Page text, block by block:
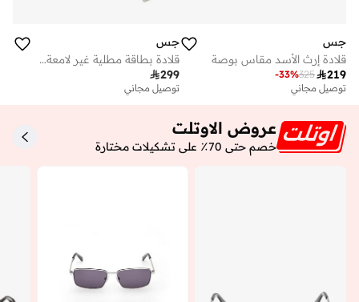
جس
قلادة إرث الأسد مقاس بوصة
219
325
-33%
توصيل مجاني
جس
قلادة بطاقة مطلية غير لامعة مقاس بوصة
299
توصيل مجاني
عروض الاوتلت
خصم حتى 70٪ على تشكيلات مختارة